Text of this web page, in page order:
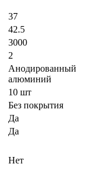
37
42.5
3000
2
Анодированный
алюминий
10 шт
Без покрытия
Да
Да
Нет